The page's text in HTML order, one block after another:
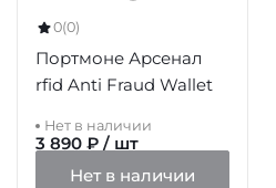
0(0)
Портмоне Арсенал
rfid Anti Fraud Wallet
Нет в наличии
3 890 ₽ / шт
Нет в наличии